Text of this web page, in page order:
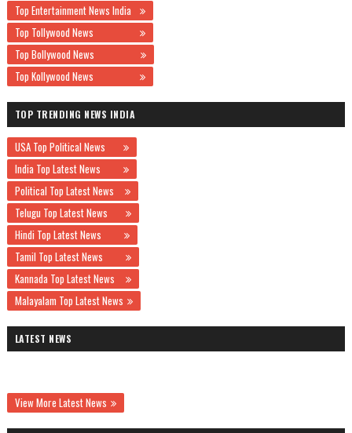
Top Entertainment News India
Top Tollywood News
Top Bollywood News
Top Kollywood News
TOP TRENDING NEWS INDIA
USA Top Political News
India Top Latest News
Political Top Latest News
Telugu Top Latest News
Hindi Top Latest News
Tamil Top Latest News
Kannada Top Latest News
Malayalam Top Latest News
LATEST NEWS
View More Latest News